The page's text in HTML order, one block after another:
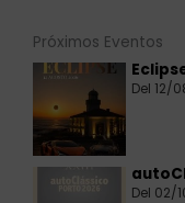
Próximos Eventos
Del 12/
Del 02/